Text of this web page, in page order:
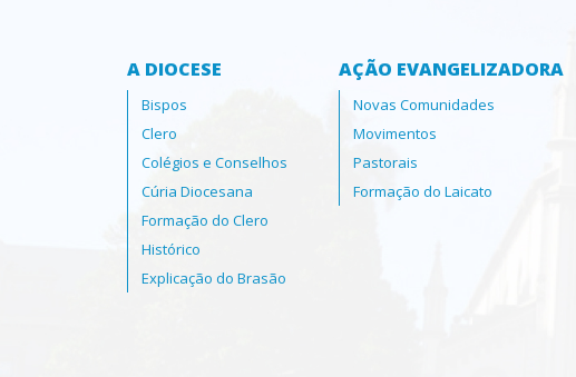
A DIOCESE
Bispos
Clero
Colégios e Conselhos
Cúria Diocesana
Formação do Clero
Histórico
Explicação do Brasão
AÇÃO EVANGELIZADORA
Novas Comunidades
Movimentos
Pastorais
Formação do Laicato